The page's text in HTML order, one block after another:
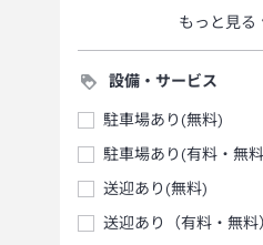
もっと見る
設備・サービス
駐車場あり(無料)
駐車場あり(有料・無
送迎あり(無料)
送迎あり（有料・無料